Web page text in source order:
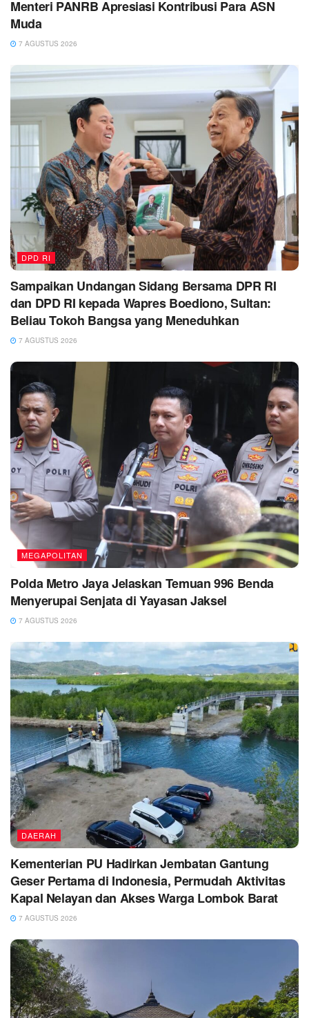
Menteri PANRB Apresiasi Kontribusi Para ASN
Muda
7 AGUSTUS 2026
DPD RI
Sampaikan Undangan Sidang Bersama DPR RI
dan DPD RI kepada Wapres Boediono, Sultan:
Beliau Tokoh Bangsa yang Meneduhkan
7 AGUSTUS 2026
MEGAPOLITAN
Polda Metro Jaya Jelaskan Temuan 996 Benda
Menyerupai Senjata di Yayasan Jaksel
7 AGUSTUS 2026
DAERAH
Kementerian PU Hadirkan Jembatan Gantung
Geser Pertama di Indonesia, Permudah Aktivitas
Kapal Nelayan dan Akses Warga Lombok Barat
7 AGUSTUS 2026